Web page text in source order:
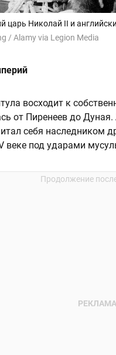
Николай II и
/ Alamy via Legion Media
восходит к
от Пиренеев до
себя наследником
веке под ударами